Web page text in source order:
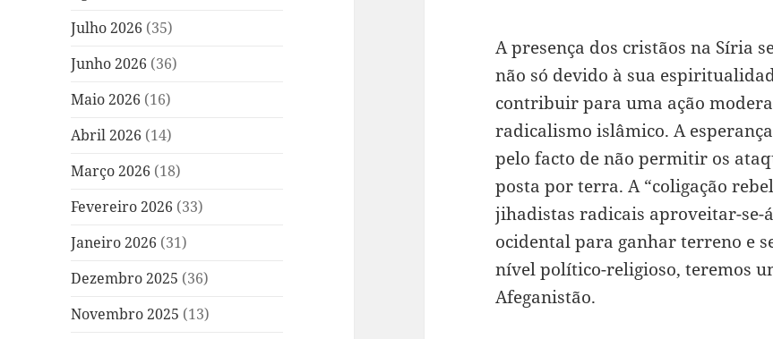
Julho 2026 (35)
Junho 2026 (36)
Maio 2026 (16)
Abril 2026 (14)
Março 2026 (18)
Fevereiro 2026 (33)
Janeiro 2026 (31)
Dezembro 2025 (36)
Novembro 2025 (13)
A presença dos cristãos na Síria
não só devido à sua
contribuir para uma ação
radicalismo islâmico. A
pelo facto de não permitir os
posta por terra. A “coligação
jihadistas radicais aproveitar-se-
ocidental para ganhar terreno e
nível político-religioso, teremos
Afeganistão.